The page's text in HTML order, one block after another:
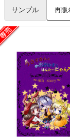
サンプル 再販